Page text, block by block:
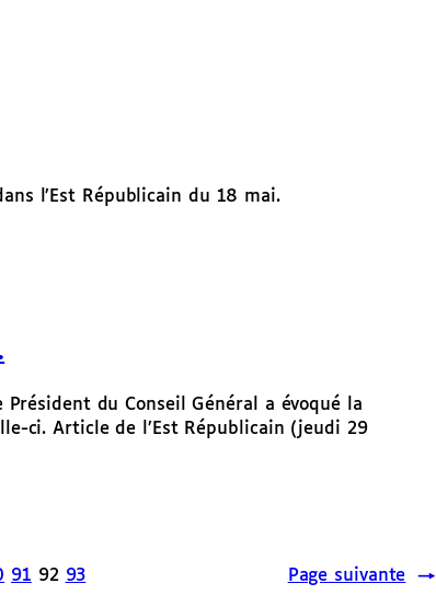
l’Est Républicain du 18 mai.
du Conseil Général a évoqué la
ci. Article de l’Est Républicain (jeudi 29
91 92 93 Page suivante →